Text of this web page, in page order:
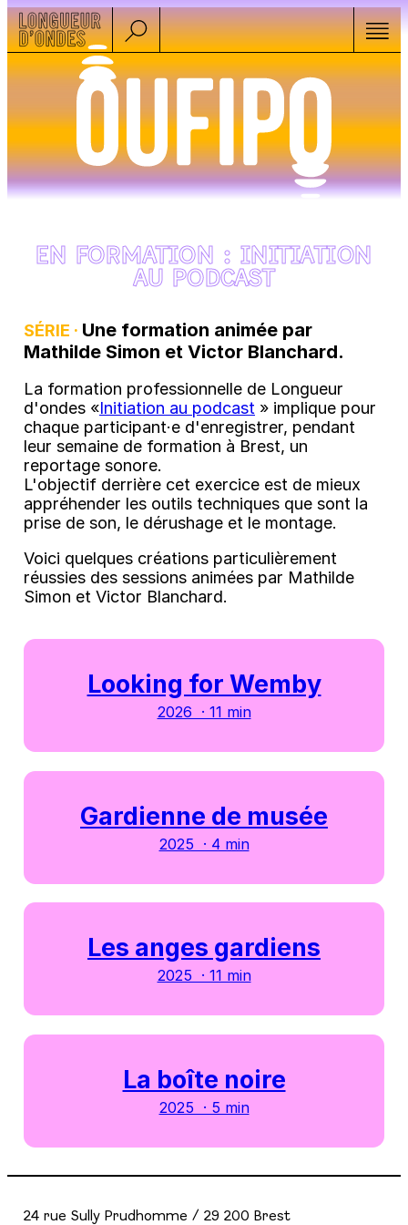
EN FORMATION : INITIATION
AU PODCAST
SÉRIE · Une formation animée par
Mathilde Simon et Victor Blanchard.
La formation professionnelle de Longueur
d'ondes «Initiation au podcast » implique pour
chaque participant·e d'enregistrer, pendant
leur semaine de formation à Brest, un
reportage sonore.
L'objectif derrière cet exercice est de mieux
appréhender les outils techniques que sont la
prise de son, le dérushage et le montage.
Voici quelques créations particulièrement
réussies des sessions animées par Mathilde
Simon et Victor Blanchard.
Looking for Wemby
2026 · 11 min
Gardienne de musée
2025 · 4 min
Les anges gardiens
2025 · 11 min
La boîte noire
2025 · 5 min
24 rue Sully Prudhomme / 29 200 Brest